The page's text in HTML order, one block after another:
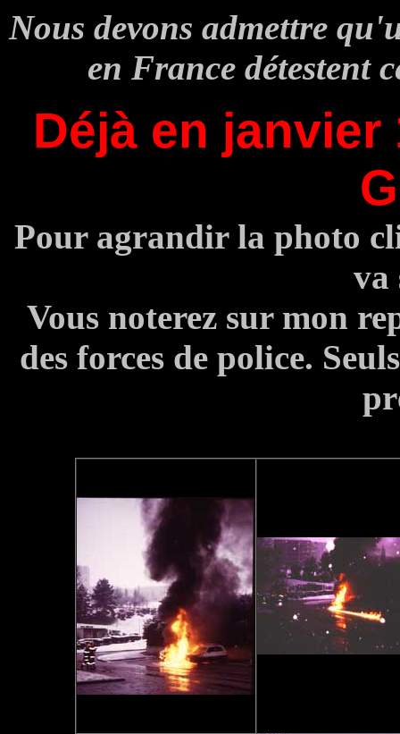
Nous devons admettre
en France détestent
Déjà en janvier
Pour agrandir la photo
va
Vous noterez sur mon
des forces de police.